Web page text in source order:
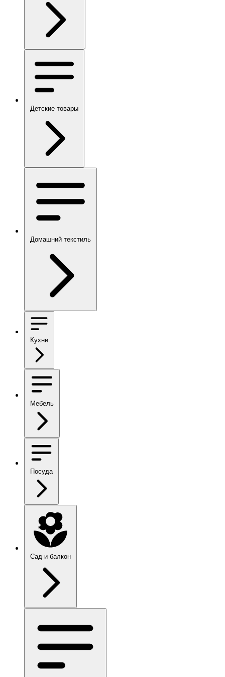
Детские товары
Домашний текстиль
Кухни
Мебель
Посуда
Сад и балкон